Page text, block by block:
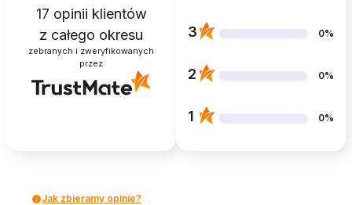
17 opinii klientów
z całego okresu
zebranych i zweryfikowanych
przez
3 0%
2 0%
1 0%
Jak zbieramy opinie?